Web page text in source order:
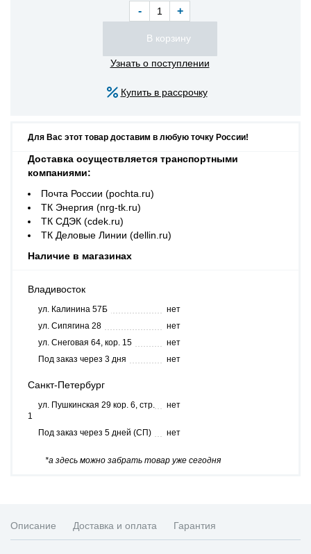
- +
Узнать о поступлении
Купить в рассрочку
Для Вас этот товар доставим в любую точку России!
Доставка осуществляется транспортными
компаниями:
Почта России (pochta.ru)
ТК Энергия (nrg-tk.ru)
ТК СДЭК (cdek.ru)
ТК Деловые Линии (dellin.ru)
Наличие в магазинах
Владивосток
ул. Калинина 57Б
нет
ул. Сипягина 28
нет
ул. Снеговая 64, кор. 15
нет
Под заказ через 3 дня
нет
Санкт-Петербург
ул. Пушкинская 29 кор. 6, стр.
1
нет
Под заказ через 5 дней (СП) нет
*а здесь можно забрать товар уже сегодня
Описание Доставка и оплата Гарантия